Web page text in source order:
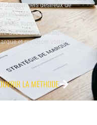
désireux de
Spécialisé dans
et les supports de
des solutions adaptées et
et renforcer votre
LA MÉTHODE